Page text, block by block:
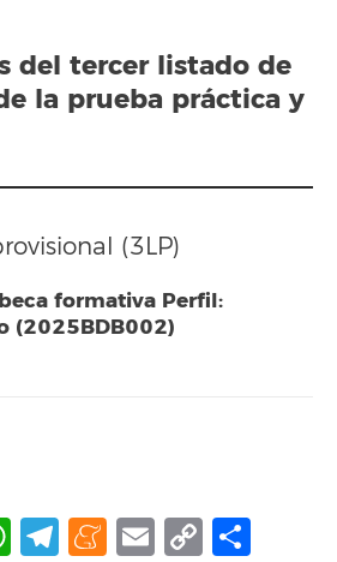
del tercer listado de
la prueba práctica y
(3LP)
formativa Perfil:
(2025BDB002)
WhatsApp
Telegram
Meneame
Email
Copy